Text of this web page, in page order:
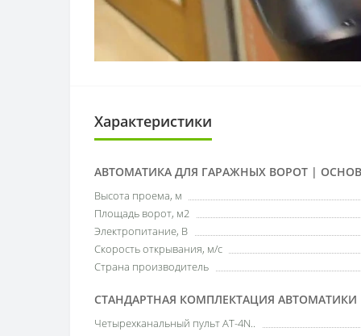
Характеристики
АВТОМАТИКА ДЛЯ ГАРАЖНЫХ ВОРОТ |
Высота проема, м
Площадь ворот, м2
Электропитание, В
Скорость открывания, м/с
Страна производитель
СТАНДАРТНАЯ КОМПЛЕКТАЦИЯ АВТОМАТИКИ |
Четырехканальный пульт AT-4N..